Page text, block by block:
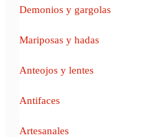
Demonios y gargolas
Mariposas y hadas
Anteojos y lentes
Antifaces
Artesanales